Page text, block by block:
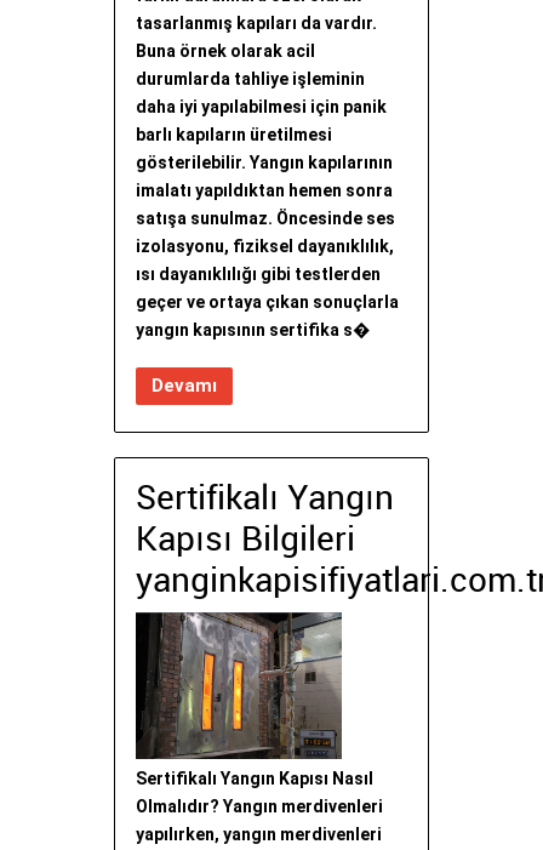
tasarlanmış kapıları da vardır.
Buna örnek olarak acil
durumlarda tahliye işleminin
daha iyi yapılabilmesi için panik
barlı kapıların üretilmesi
gösterilebilir. Yangın kapılarının
imalatı yapıldıktan hemen sonra
satışa sunulmaz. Öncesinde ses
izolasyonu, fiziksel dayanıklılık,
ısı dayanıklılığı gibi testlerden
geçer ve ortaya çıkan sonuçlarla
yangın kapısının sertifika s�
Devamı
Sertifikalı Yangın
Kapısı Bilgileri
Sertifikalı Yangın Kapısı Nasıl
Olmalıdır? Yangın merdivenleri
yapılırken, yangın merdivenleri